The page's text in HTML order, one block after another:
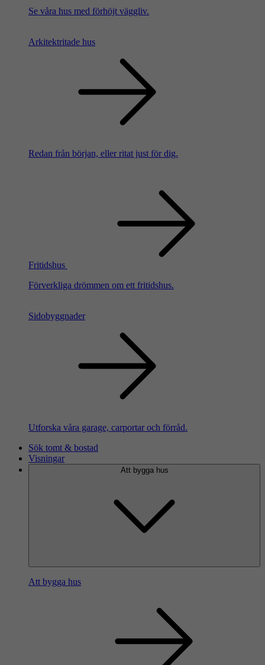
Se våra hus med förhöjt väggliv.
Arkitektritade hus
Redan från början, eller ritat just för dig.
Fritidshus
Förverkliga drömmen om ett fritidshus.
Sidobyggnader
Utforska våra garage, carportar och förråd.
Sök tomt & bostad
Visningar
Att bygga hus
Att bygga hus